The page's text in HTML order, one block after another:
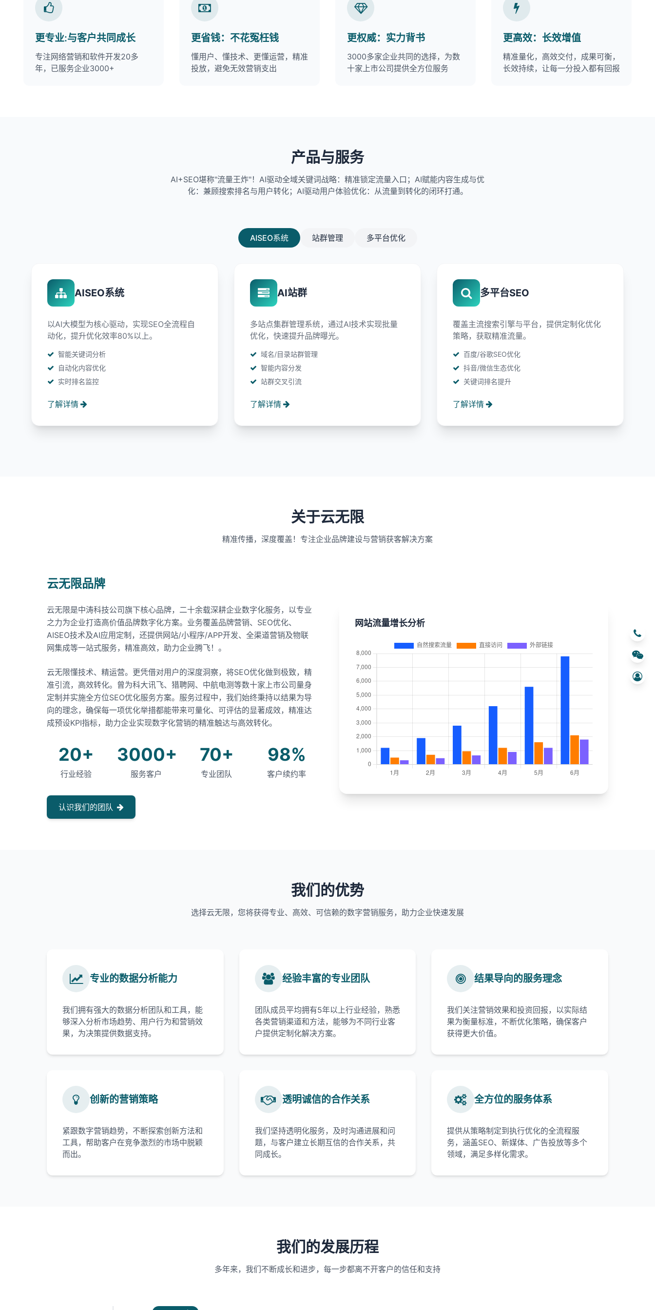
更专业:与客户共同成长
专注网络营销和软件开发20多
年，已服务企业3000+
更省钱：不花冤枉钱
懂用户、懂技术、更懂运营，精准
投放，避免无效营销支出
更权威：实力背书
3000多家企业共同的选择，为数
十家上市公司提供全方位服务
更高效：长效增值
精准量化，高效交付，成果可衡，
长效持续，让每一分投入都有回报
产品与服务
AI+SEO堪称"流量王炸"！AI驱动全域关键词战略：精准锁定流量入口；AI赋能内容生成与优
化：兼顾搜索排名与用户转化；AI驱动用户体验优化：从流量到转化的闭环打通。
AISEO系统 站群管理 多平台优化
AISEO系统
以AI大模型为核心驱动，实现SEO全流程自
动化，提升优化效率80%以上。
智能关键词分析
自动化内容优化
实时排名监控
了解详情
AI站群
多站点集群管理系统，通过AI技术实现批量
优化，快速提升品牌曝光。
域名/目录站群管理
智能内容分发
站群交叉引流
了解详情
多平台SEO
覆盖主流搜索引擎与平台，提供定制化优化
策略，获取精准流量。
百度/谷歌SEO优化
抖音/微信生态优化
关键词排名提升
了解详情
关于云无限
精准传播，深度覆盖！专注企业品牌建设与营销获客解决方案
云无限品牌
云无限是中涛科技公司旗下核心品牌，二十余载深耕企业数字化服务，以专业
之力为企业打造高价值品牌数字化方案。业务覆盖品牌营销、SEO优化、
AISEO技术及AI应用定制，还提供网站/小程序/APP开发、全渠道营销及物联
网集成等一站式服务，精准高效，助力企业腾飞！。
云无限懂技术、精运营。更凭借对用户的深度洞察，将SEO优化做到极致，精
准引流，高效转化。曾为科大讯飞、猎聘网、中航电测等数十家上市公司量身
定制并实施全方位SEO优化服务方案。服务过程中，我们始终秉持以结果为导
向的理念，确保每一项优化举措都能带来可量化、可评估的显著成效，精准达
成预设KPI指标，助力企业实现数字化营销的精准触达与高效转化。
20+
行业经验
3000+
服务客户
70+
专业团队
98%
客户续约率
认识我们的团队
网站流量增长分析
我们的优势
选择云无限，您将获得专业、高效、可信赖的数字营销服务，助力企业快速发展
专业的数据分析能力
我们拥有强大的数据分析团队和工具，能
够深入分析市场趋势、用户行为和营销效
果，为决策提供数据支持。
经验丰富的专业团队
团队成员平均拥有5年以上行业经验，熟悉
各类营销渠道和方法，能够为不同行业客
户提供定制化解决方案。
结果导向的服务理念
我们关注营销效果和投资回报，以实际结
果为衡量标准，不断优化策略，确保客户
获得更大价值。
创新的营销策略
紧跟数字营销趋势，不断探索创新方法和
工具，帮助客户在竞争激烈的市场中脱颖
而出。
透明诚信的合作关系
我们坚持透明化服务，及时沟通进展和问
题，与客户建立长期互信的合作关系，共
同成长。
全方位的服务体系
提供从策略制定到执行优化的全流程服
务，涵盖SEO、新媒体、广告投放等多个
领域，满足多样化需求。
我们的发展历程
多年来，我们不断成长和进步，每一步都离不开客户的信任和支持